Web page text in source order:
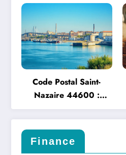
dans Angular et Vue.js
Code Postal Saint-
Nazaire 44600 :
Cartographie des
pharmacies de garde
Finance